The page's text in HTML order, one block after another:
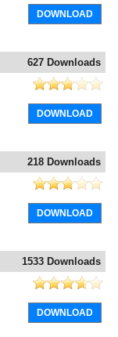
DOWNLOAD
627 Downloads
DOWNLOAD
218 Downloads
DOWNLOAD
1533 Downloads
DOWNLOAD